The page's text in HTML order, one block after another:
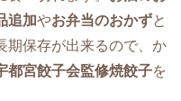
追加やお弁当のおかずと
期保存が出来るので、か
都宮餃子会監修焼餃子を